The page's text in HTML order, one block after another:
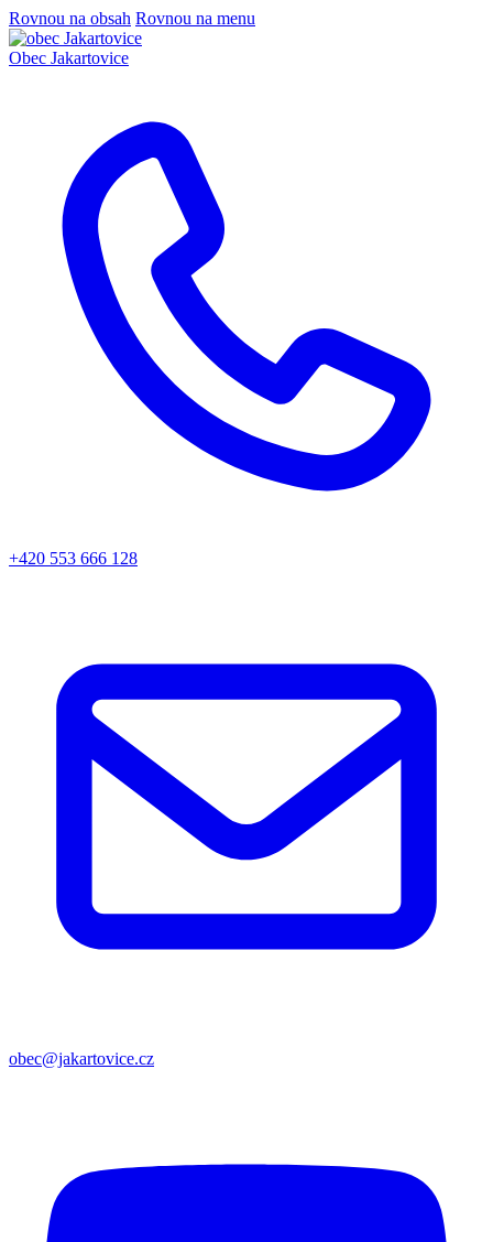
Rovnou na obsah Rovnou na menu
Obec Jakartovice
+420 553 666 128
obec@jakartovice.cz